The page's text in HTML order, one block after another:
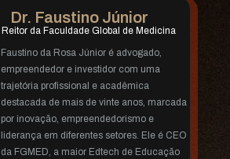
Dr. Faustino Júnior
Reitor da Faculdade Global de Medicina
Faustino da Rosa Júnior é advogado,
empreendedor e investidor com uma
trajetória profissional e acadêmica
destacada de mais de vinte anos, marcada
por inovação, empreendedorismo e
liderança em diferentes setores. Ele é CEO
da FGMED, a maior Edtech de Educação